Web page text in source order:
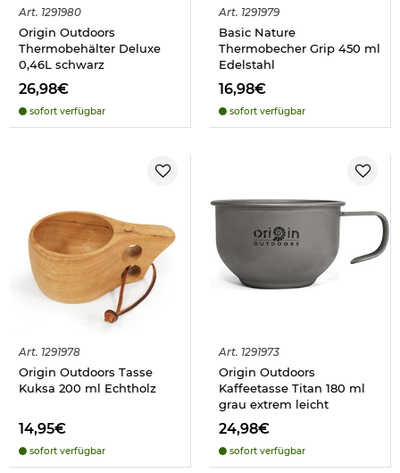
Art. 1291980
Origin Outdoors
Thermobehälter Deluxe
0,46L schwarz
26,98€
sofort verfügbar
Art. 1291979
Basic Nature
Thermobecher Grip 450 ml
Edelstahl
16,98€
sofort verfügbar
Art. 1291978
Origin Outdoors Tasse
Kuksa 200 ml Echtholz
14,95€
sofort verfügbar
Art. 1291973
Origin Outdoors
Kaffeetasse Titan 180 ml
grau extrem leicht
24,98€
sofort verfügbar